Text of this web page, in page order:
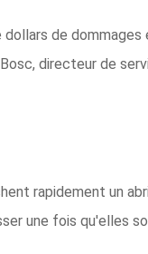
de
directeur de
rapidement un
une fois qu'elles